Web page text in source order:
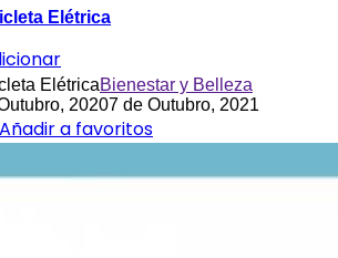
Elétrica
ElétricaBienestar y Belleza
20207 de Outubro, 2021
Añadir a favoritos